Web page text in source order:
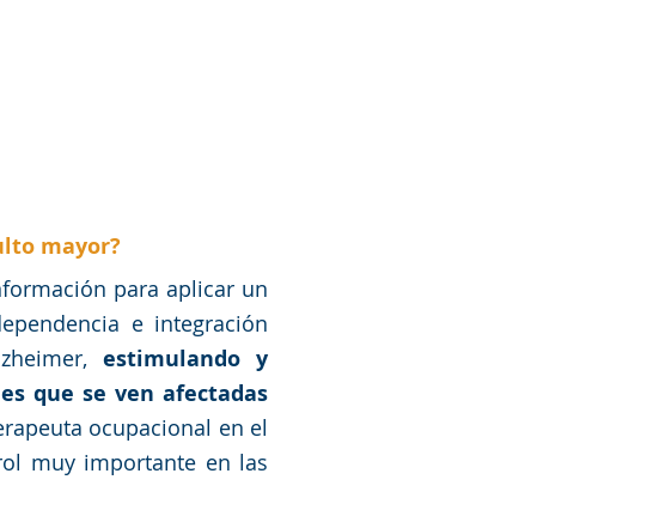
mayor?
para aplicar un
e integración
estimulando y
que se ven afectadas
ocupacional en el
muy importante en las